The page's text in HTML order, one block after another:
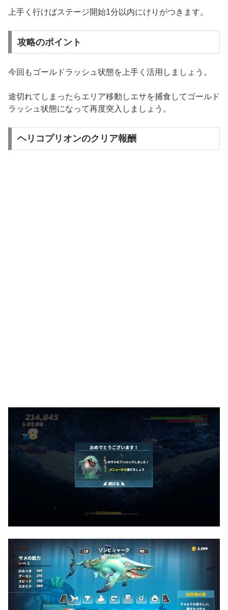
上手く行けばステージ開始1分以内にけりがつきます。
攻略のポイント
今回もゴールドラッシュ状態を上手く活用しましょう。
途切れてしまったらエリア移動しエサを捕食してゴールド
ラッシュ状態になって再度突入しましょう。
ヘリコプリオンのクリア報酬